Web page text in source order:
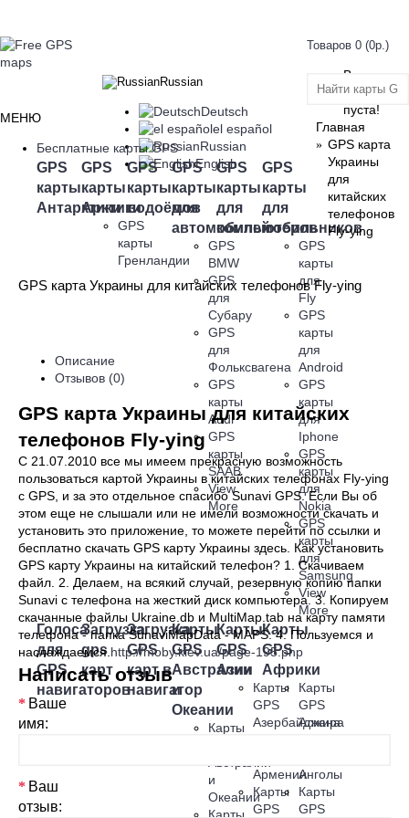
Товаров 0 (0р.)
Ваша
корзина
пуста!
Russian
Deutsch
el español
Russian
English
МЕНЮ
Бесплатные карты GPS
GPS
карты
Антарктики
GPS
карты
Арктики
GPS
карты
Гренландии
GPS
карты
водоёмов
GPS
карты
для
автомобилей
GPS
BMW
GPS
для
Субару
GPS
для
Фольксвагена
GPS
карты
Audi
GPS
карты
SAAB
View
More
GPS
карты
для
компьютеров
GPS
карты
для
мобильников
GPS
карты
для
Fly
GPS
карты
для
Android
GPS
карты
для
Iphone
GPS
карты
для
Nokia
GPS
карты
для
Samsung
View
More
Голоса
для
GPS
навигаторов
Загрузка
gps
карт
Загрузка
GPS
карт в
навигатор
Карты
GPS
Австралии
и
Океании
Карты
и
Океании
Карты
Карты
GPS
Азии
Карты
GPS
Азербайджана
Армении
Карты
GPS
Карты
GPS
Африки
Карты
GPS
Алжира
Анголы
Карты
GPS
Главная
GPS карта
Украины
для
китайских
телефонов
Fly-ying
GPS карта Украины для китайских телефонов Fly-ying
Описание
Отзывов (0)
GPS карта Украины для китайских
телефонов Fly-ying
С 21.07.2010 все мы имеем прекрасную возможность
пользоваться картой Украины в китайских телефонах Fly-ying
c GPS, и за это отдельное спасибо Sunavi GPS. Если Вы об
этом еще не слышали или не имели возможности скачать и
установить это приложение, то можете перейти по ссылки и
бесплатно скачать GPS карту Украины здесь. Как установить
GPS карту Украины на китайский телефон? 1. Скачиваем
файл. 2. Делаем, на всякий случай, резервную копию папки
Sunavi с телефона на жесткий диск компьютера. 3. Копируем
скачанные файлы Ukraine.db и MultiMap.tab на карту памяти
телефона - папка SunaviMapData - MAPS. 4. Пользуемся и
наслаждаемся. http://moby.kiev.ua/page-195.php
Написать отзыв
Ваше
имя:
Ваш
отзыв: